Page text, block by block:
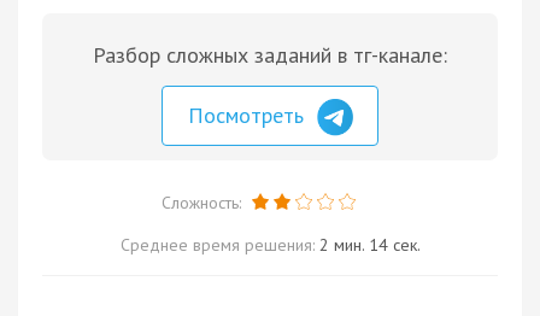
Разбор сложных заданий в тг-канале:
Посмотреть
Сложность:
Среднее время решения: 2 мин. 14 сек.